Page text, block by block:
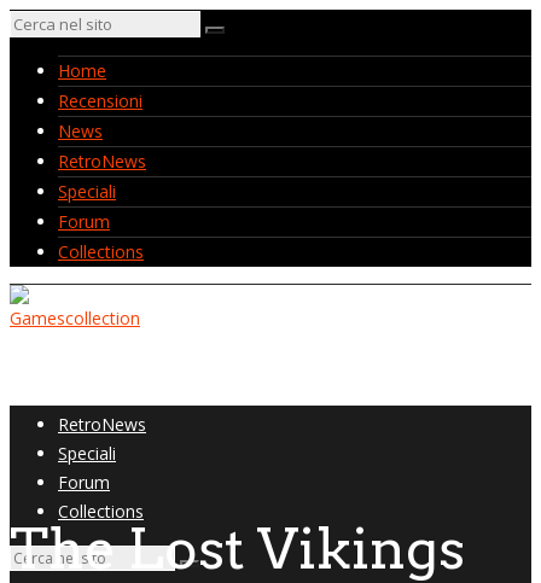
Home
Recensioni
News
RetroNews
Speciali
Forum
Collections
RetroNews
Speciali
Forum
Collections
The Lost Vikings